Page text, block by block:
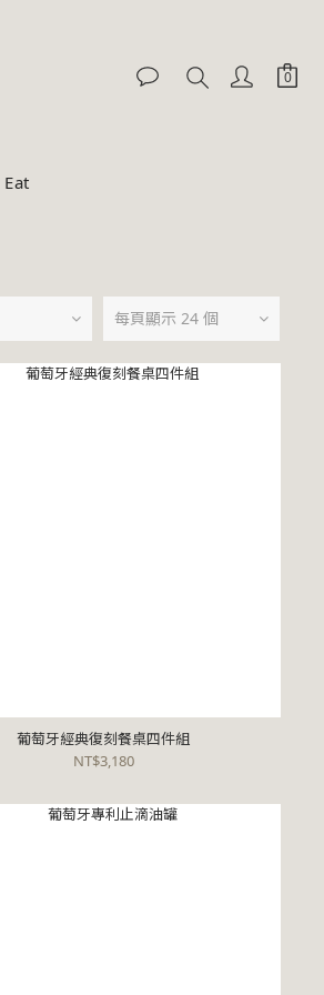
每頁顯示 24 個
葡萄牙經典復刻餐桌四件組
NT$3,180